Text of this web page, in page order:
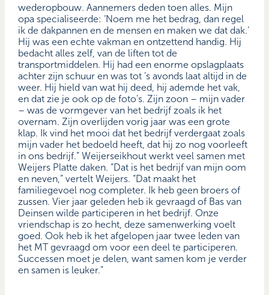
wederopbouw. Aannemers deden toen alles. Mijn
opa specialiseerde: ‘Noem me het bedrag, dan regel
ik de dakpannen en de mensen en maken we dat dak.’
Hij was een echte vakman en ontzettend handig. Hij
bedacht alles zelf, van de liften tot de
transportmiddelen. Hij had een enorme opslagplaats
achter zijn schuur en was tot ’s avonds laat altijd in de
weer. Hij hield van wat hij deed, hij ademde het vak,
en dat zie je ook op de foto’s. Zijn zoon – mijn vader
– was de vormgever van het bedrijf zoals ik het
overnam. Zijn overlijden vorig jaar was een grote
klap. Ik vind het mooi dat het bedrijf verdergaat zoals
mijn vader het bedoeld heeft, dat hij zo nog voorleeft
in ons bedrijf.” Weijerseikhout werkt veel samen met
Weijers Platte daken. “Dat is het bedrijf van mijn oom
en neven,” vertelt Weijers. “Dat maakt het
familiegevoel nog completer. Ik heb geen broers of
zussen. Vier jaar geleden heb ik gevraagd of Bas van
Deinsen wilde participeren in het bedrijf. Onze
vriendschap is zo hecht, deze samenwerking voelt
goed. Ook heb ik het afgelopen jaar twee leden van
het MT gevraagd om voor een deel te participeren.
Successen moet je delen, want samen kom je verder
en samen is leuker.”